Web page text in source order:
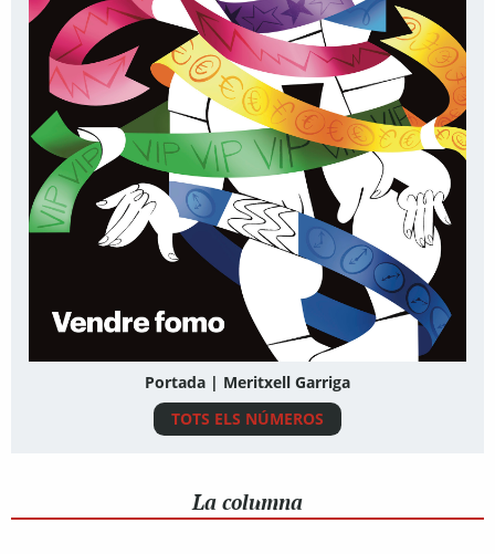
Portada | Meritxell Garriga
TOTS ELS NÚMEROS
La columna